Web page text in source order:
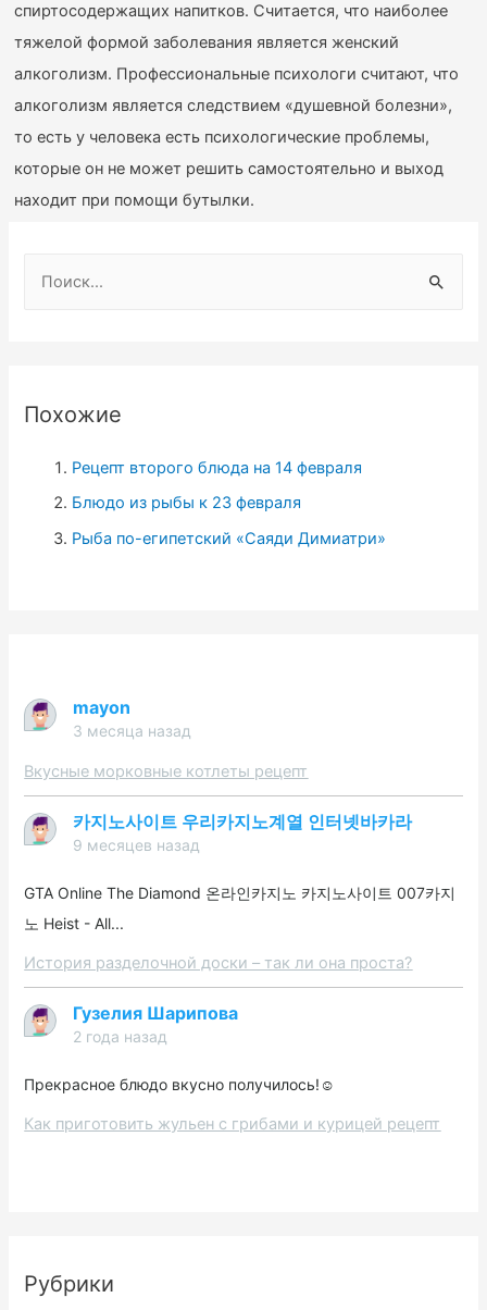
спиртосодержащих напитков. Считается, что наиболее
тяжелой формой заболевания является женский
алкоголизм. Профессиональные психологи считают, что
алкоголизм является следствием «душевной болезни»,
то есть у человека есть психологические проблемы,
которые он не может решить самостоятельно и выход
находит при помощи бутылки.
:Похожие
Рецепт второго блюда на 14 февраля
Блюдо из рыбы к 23 февраля
Рыба по-египетский «Саяди Димиатри»
mayon
3 месяца назад
Вкусные морковные котлеты рецепт
카지노사이트 우리카지노계열 인터넷바카라
9 месяцев назад
GTA Online The Diamond 온라인카지노 카지노사이트 007카지
노 Heist - All...
История разделочной доски – так ли она проста?
Гузелия Шарипова
2 года назад
Прекрасное блюдо вкусно получилось!☺️
Как приготовить жульен с грибами и курицей рецепт
Рубрики